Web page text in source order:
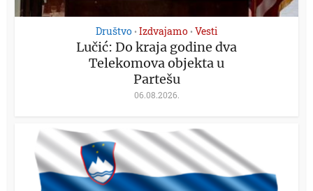
Društvo • Izdvajamo • Vesti
Lučić: Do kraja godine dva
Telekomova objekta u
Partešu
06.08.2026.